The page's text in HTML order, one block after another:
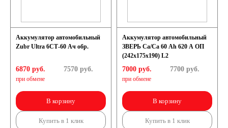
Аккумулятор автомобильный
Zubr Ultra 6СТ-60 Ач обр.
6870 руб.
при обмене
7570руб.
В корзину
Купить в 1 клик
Аккумулятор автомобильный
ЗВЕРЬ Са/Са 60 Ah 620 А ОП
(242x175x190) L2
7000 руб.
при обмене
7700руб.
В корзину
Купить в 1 клик